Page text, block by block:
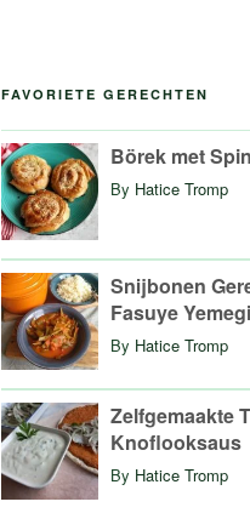
FAVORIETE GERECHTEN
Börek met
By Hatice Tromp
Snijbonen
Fasuye Yemegi
By Hatice Tromp
Zelfgemaakte
Knoflooksaus
By Hatice Tromp